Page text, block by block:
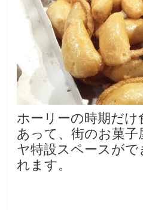
ホーリーの時期だ
あって、街のお菓
ヤ特設スペースが
れます。